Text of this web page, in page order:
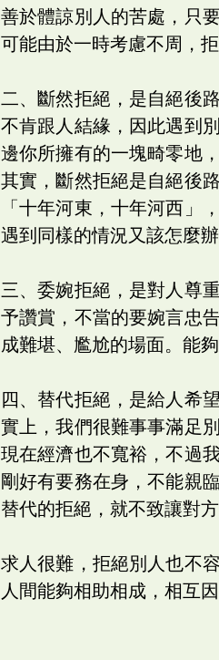
善於體諒別人的苦處，只
可能由於一時考慮不周，
二、斷然拒絕，是自絕後
不肯跟人結緣，因此遇到
邊你所擁有的一塊畸零地
其實，斷然拒絕是自絕後
「十年河東，十年河西」
遇到同樣的情況又該怎麼
三、委婉拒絕，是對人尊
予讚賞，不當的要婉言忠
成難堪、尷尬的場面。能
四、替代拒絕，是給人希
實上，我們很難事事滿足
現在經濟也不寬裕，不過
剛好有要務在身，不能親
替代的拒絕，就不致讓對
求人很難，拒絕別人也不
人間能夠相助相成，相互